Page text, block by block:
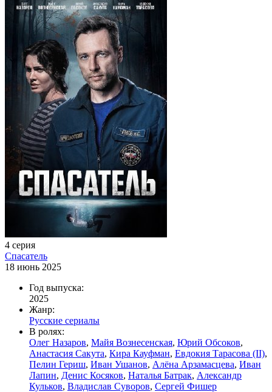
4 серия
Спасатель
18 июнь 2025
Год выпуска:
2025
Жанр:
Русские сериалы
В ролях:
Олег Назаров, Майя Вознесенская, Юрий Обсоков,
Анастасия Сакута, Кира Кауфман, Евдокия Тарасова (II),
Пелин Гериш, Иван Ушанов, Алёна Арзамасцева, Иван
Лапин, Денис Косяков, Наталья Батрак, Александр
Кульков, Владислав Суворов, Сергей Фишер